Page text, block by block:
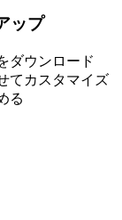
ップ
ダウンロード
てカスタマイズ
る